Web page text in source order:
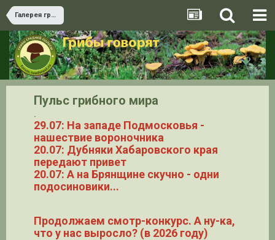
Галерея грибов
Пульс грибного мира
.
29.07: На западе Подмосковья -
нашествие вороночника
20.07: Дубняки Хабаровского края
передают привет
20.07: А на Брянщине скучно - одни
подосиновики...
Продолжаем смотр-конкурс. А ну-ка,
что у нас выросло? (в 2026 году)